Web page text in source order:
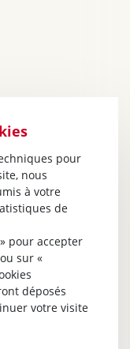
pour
nous
à votre
de
pour accepter
sur «
déposés
votre visite